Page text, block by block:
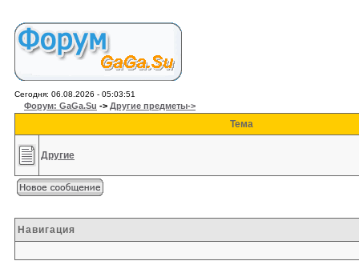
Сегодня: 06.08.2026 - 05:03:51
Форум: GaGa.Su -> Другие предметы->
Тема
Другие
Навигация